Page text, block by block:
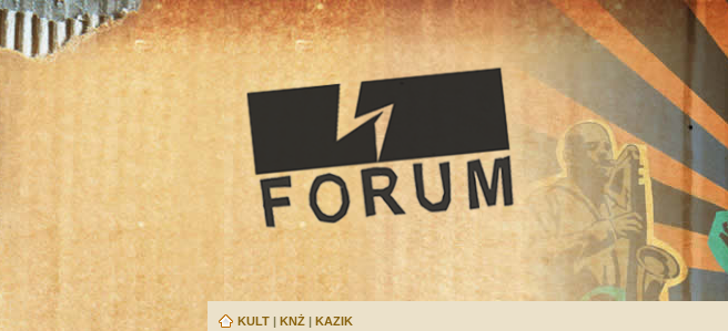
KULT | KNŻ | KAZIK